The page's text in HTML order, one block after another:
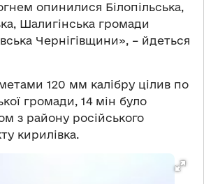
опинилися Білопільська,
Шалигінська громади
Чернігівщини», – йдеться
120 мм калібру цілив по
громади, 14 мін було
з району російського
кирилівка.